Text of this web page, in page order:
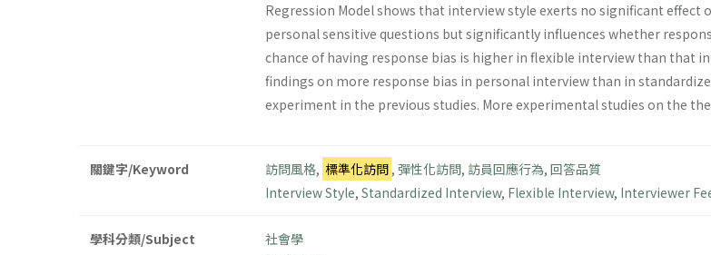
Regression Model shows that interview style exerts no significant
personal sensitive questions but significantly influences whether
chance of having response bias is higher in flexible interview than that
findings on more response bias in personal interview than in
experiment in the previous studies. More experimental studies on the
關鍵字/Keyword 訪問風格, 標準化訪問 , 彈性化訪問, 訪員回應行為, 回答品質
Interview Style, Standardized Interview, Flexible Interview, Interviewer
學科分類/Subject
社會學